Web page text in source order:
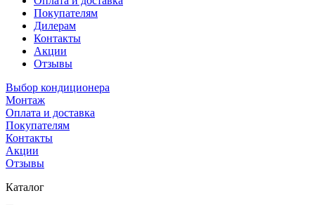
Покупателям
Дилерам
Контакты
Акции
Отзывы
Выбор кондиционера
Монтаж
Оплата и доставка
Покупателям
Контакты
Акции
Отзывы
Каталог